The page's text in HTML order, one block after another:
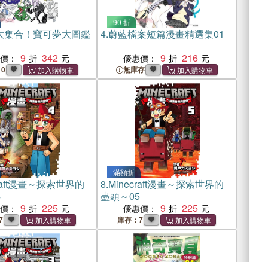
集合！寶可夢大圖鑑
： 9 342
90 折
4.蔚藍檔案短篇漫畫精選集01
優惠價： 9 216
無庫存
漫畫～探索世界的
： 9 225
滿額折
8.Minecraft漫畫～探索世界的
盡頭～05
優惠價： 9 225
庫存：7